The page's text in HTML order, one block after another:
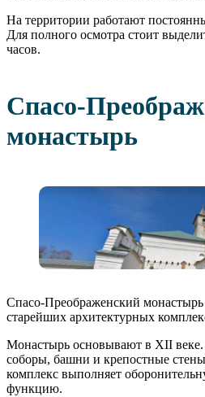
На территории работают
Для полного осмотра стоит
часов.
Спасо-
монастырь
Спасо-Преображенский монастырь
старейших архитектурных
Монастырь основывают в XII веке.
соборы, башни и крепостные
комплекс выполняет
функцию.